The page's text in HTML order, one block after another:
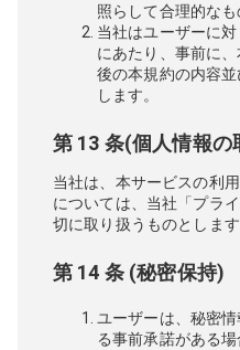
照らして合理的なも
当社はユーザーに
にあたり、事前に
後の本規約の内容
します。
第 13 条(個人情報の
当社は、本サービスの利
については、当社「プラ
切に取り扱うものとします
第 14 条 (秘密保持)
ユーザーは、秘密
る事前承諾がある